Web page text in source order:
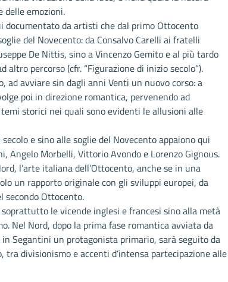
delle emozioni.
documentato da artisti che dal primo Ottocento
del Novecento: da Consalvo Carelli ai fratelli
De Nittis, sino a Vincenzo Gemito e al più tardo
percorso (cfr. “Figurazione di inizio secolo”).
ad avviare sin dagli anni Venti un nuovo corso: a
poi in direzione romantica, pervenendo ad
storici nei quali sono evidenti le allusioni alle
e sino alle soglie del Novecento appaiono qui
Angelo Morbelli, Vittorio Avondo e Lorenzo Gignous.
l’arte italiana dell’Ottocento, anche se in una
un rapporto originale con gli sviluppi europei, da
secondo Ottocento.
le vicende inglesi e francesi sino alla metà
Nel Nord, dopo la prima fase romantica avviata da
Segantini un protagonista primario, sarà seguito da
divisionismo e accenti d’intensa partecipazione alle